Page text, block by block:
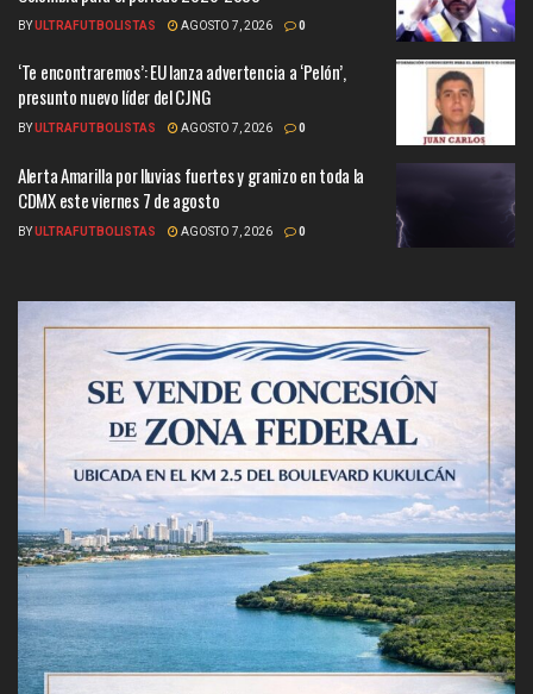
BYULTRAFUTBOLISTAS AGOSTO 7, 2026 0
‘Te encontraremos’: EU lanza advertencia a ‘Pelón’,
presunto nuevo líder del CJNG
BYULTRAFUTBOLISTAS AGOSTO 7, 2026 0
Alerta Amarilla por lluvias fuertes y granizo en toda la
CDMX este viernes 7 de agosto
BYULTRAFUTBOLISTAS AGOSTO 7, 2026 0